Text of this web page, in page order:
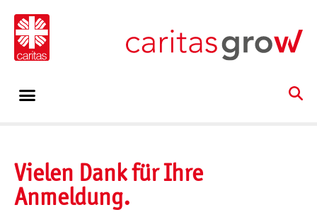
Vielen Dank für Ihre
Anmeldung.